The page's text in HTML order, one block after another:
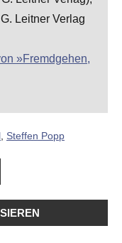
Leitner Verlag
»Fremdgehen,
Steffen Popp